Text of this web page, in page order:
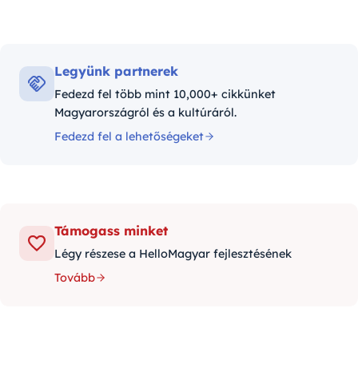
Legyünk partnerek
Fedezd fel több mint 10,000+ cikkünket
Magyarországról és a kultúráról.
Fedezd fel a lehetőségeket
Támogass minket
Légy részese a HelloMagyar fejlesztésének
Tovább